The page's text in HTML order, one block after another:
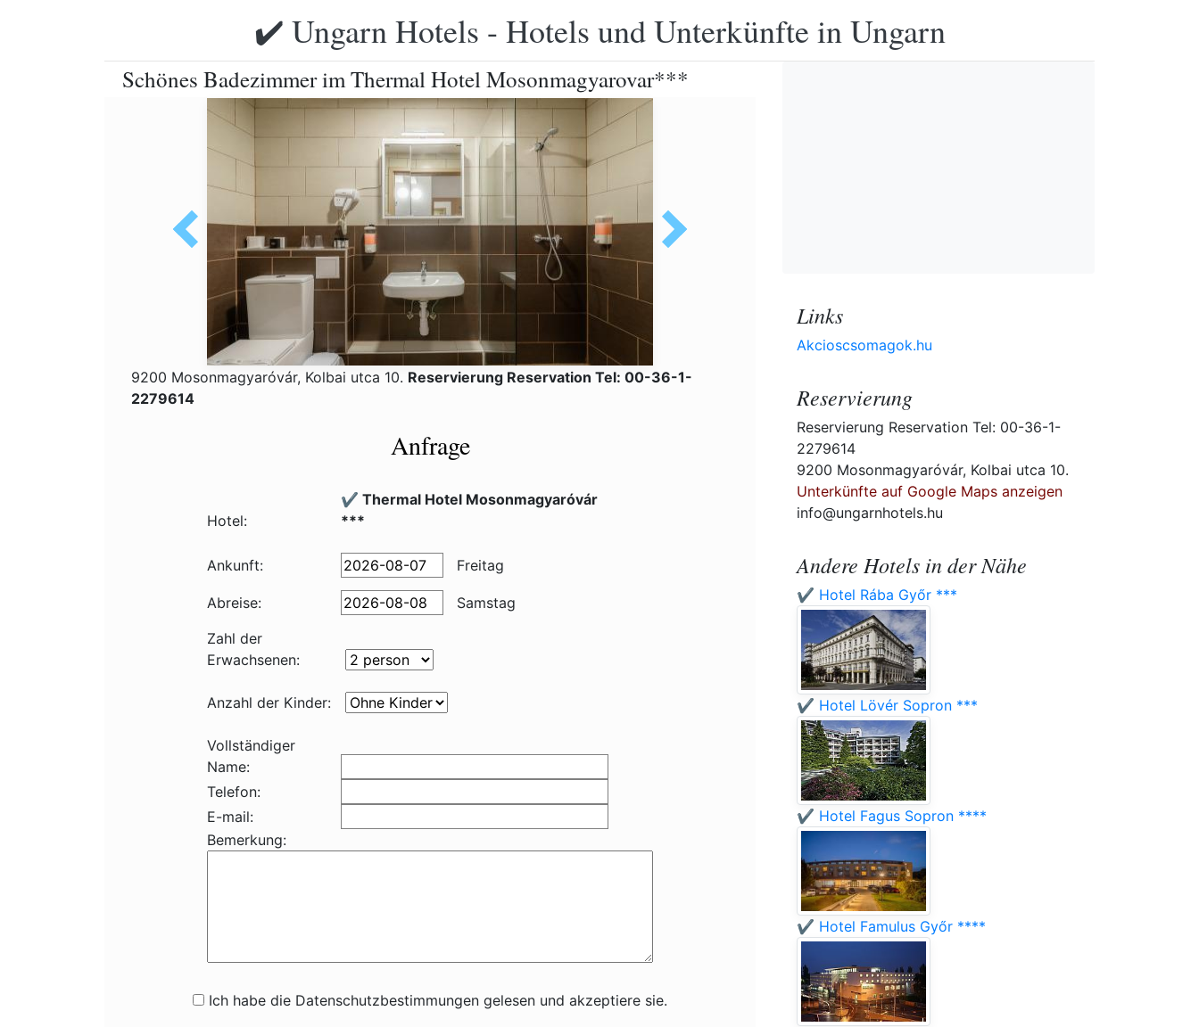
✔️ Ungarn Hotels - Hotels und Unterkünfte in Ungarn
Schönes Badezimmer im Thermal Hotel Mosonmagyarovar***
9200 Mosonmagyaróvár, Kolbai utca 10. Reservierung Reservation Tel: 00-36-1-
2279614
Anfrage
Hotel:
✔️ Thermal Hotel Mosonmagyaróvár
***
Ankunft: Freitag
Abreise:
Samstag
Zahl der
Erwachsenen:
Anzahl der Kinder:
Vollständiger
Name:
Telefon:
E-mail:
Bemerkung:
Ich habe die Datenschutzbestimmungen gelesen und akzeptiere sie.
Links
Akcioscsomagok.hu
Reservierung
Reservierung Reservation Tel: 00-36-1-
2279614
9200 Mosonmagyaróvár, Kolbai utca 10.
Unterkünfte auf Google Maps anzeigen
info@ungarnhotels.hu
Andere Hotels in der Nähe
✔️ Hotel Rába Győr ***
✔️ Hotel Lövér Sopron ***
✔️ Hotel Fagus Sopron ****
✔️ Hotel Famulus Győr ****